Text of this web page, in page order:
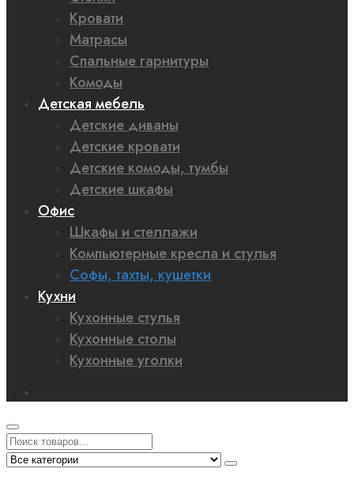
Кровати
Матрасы
Спальные гарнитуры
Комоды
Детская мебель
Детские диваны
Детские кровати
Детские комоды, тумбы
Детские шкафы
Офис
Шкафы и стеллажи
Компьютерные кресла и стулья
Софы, тахты, кушетки
Кухни
Кухонные стулья
Кухонные столы
Кухонные уголки